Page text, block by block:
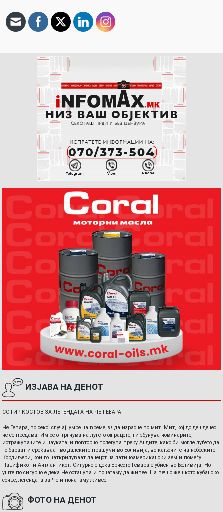
ИЗЈАВА НА ДЕНОТ
СОТИР КОСТОВ ЗА ЛЕГЕНДАТА НА ЧЕ ГЕВАРА
Че Гевара, во секој случај, умре на време, за да израсне во мит. Мит, кој до ден денес
не се предава. Им се оттргнува на луѓето од рацете, ги збунува новинарите,
истражувачите и науката, и повторно полетува преку Андите, како би могле луѓето да
го бараат и среќаваат во далеките прашуми во Боливија, во кањоните на небеските
Кордиљери, кои го наткрилуваат ланецот на латиноамерикански земји помеѓу
Пацификот и Антлантикот. Сигурно е дека Ернесто Гевара е убиен во Боливија. Но
уште по сигурно е дека Че останува и понатаму да живее. На вечно жешкото кубанско
сонце, легендата за Че и понатаму живее.
ФОТО НА ДЕНОТ